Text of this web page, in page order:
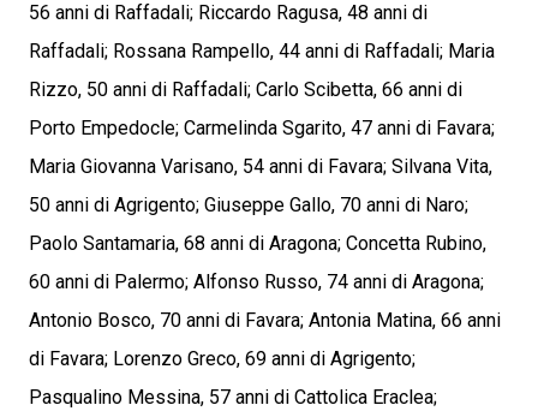
56 anni di Raffadali; Riccardo Ragusa, 48 anni di
Raffadali; Rossana Rampello, 44 anni di Raffadali; Maria
Rizzo, 50 anni di Raffadali; Carlo Scibetta, 66 anni di
Porto Empedocle; Carmelinda Sgarito, 47 anni di Favara;
Maria Giovanna Varisano, 54 anni di Favara; Silvana Vita,
50 anni di Agrigento; Giuseppe Gallo, 70 anni di Naro;
Paolo Santamaria, 68 anni di Aragona; Concetta Rubino,
60 anni di Palermo; Alfonso Russo, 74 anni di Aragona;
Antonio Bosco, 70 anni di Favara; Antonia Matina, 66 anni
di Favara; Lorenzo Greco, 69 anni di Agrigento;
Pasqualino Messina, 57 anni di Cattolica Eraclea;